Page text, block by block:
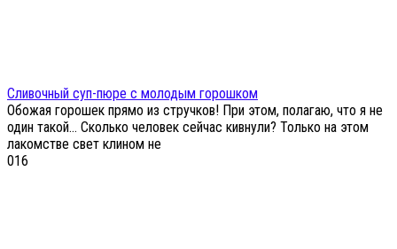
Сливочный суп-пюре с молодым горошком
Обожая горошек прямо из стручков! При этом, полагаю, что я не
один такой… Сколько человек сейчас кивнули? Только на этом
лакомстве свет клином не
016